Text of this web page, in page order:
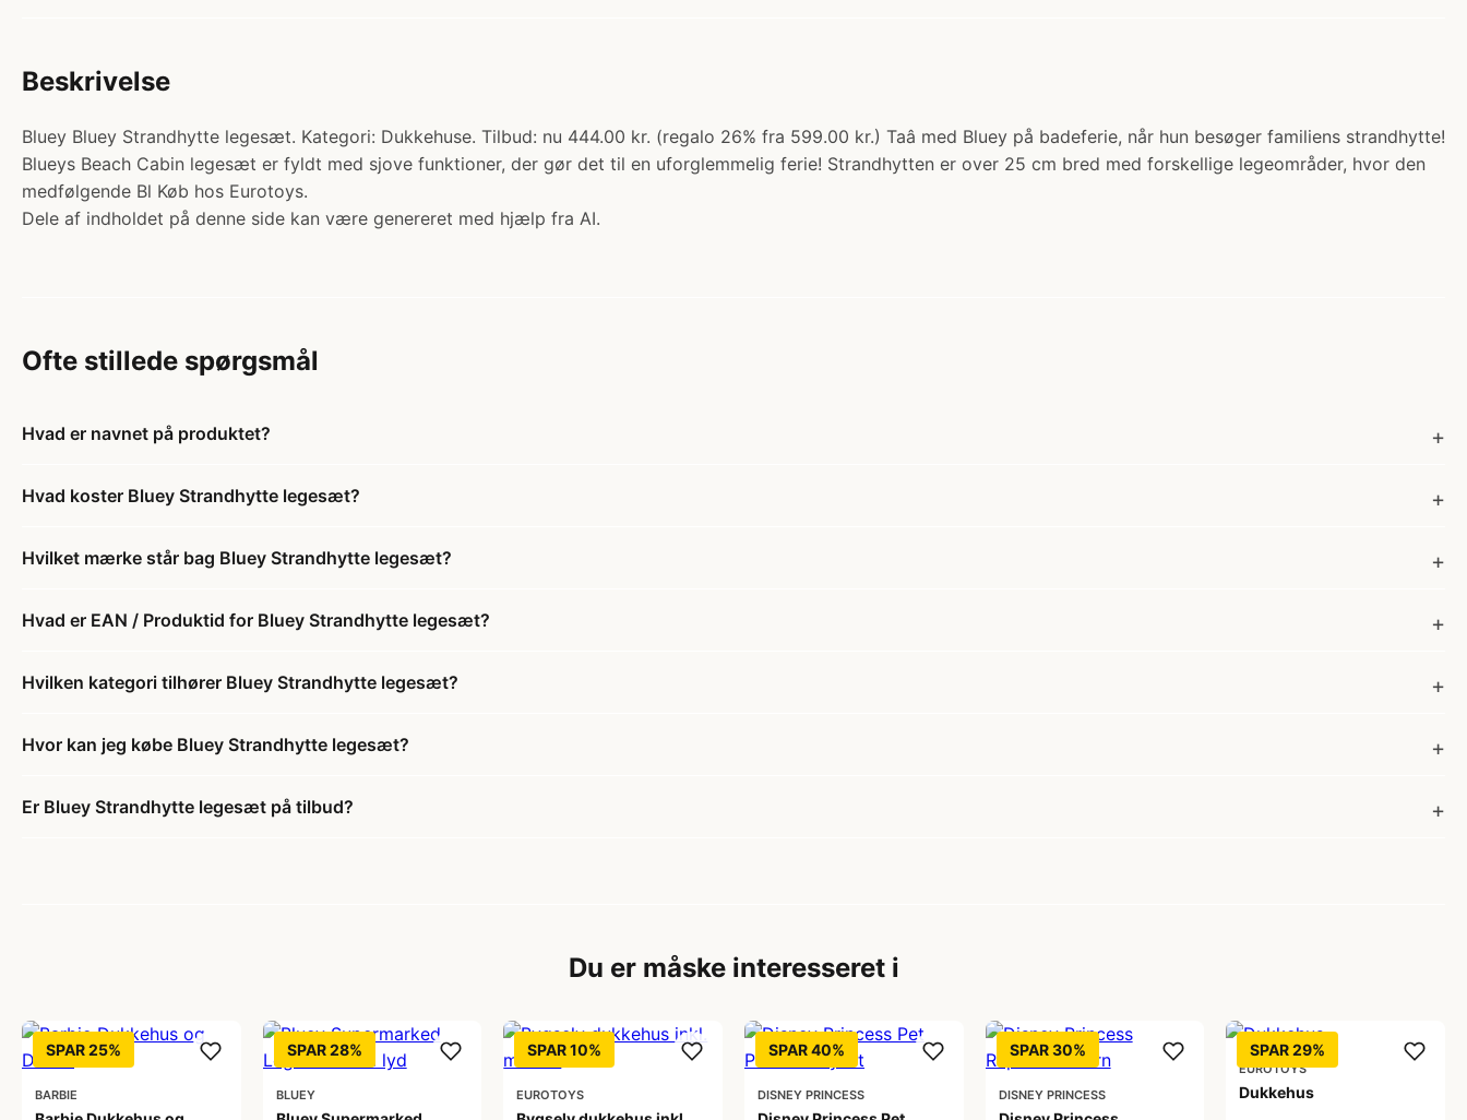
Beskrivelse
Bluey Bluey Strandhytte legesæt. Kategori: Dukkehuse. Tilbud: nu 444.00 kr. (regalo 26% fra 599.00 kr.) Taâ med Bluey på badeferie, når hun besøger familiens strandhytte!
Blueys Beach Cabin legesæt er fyldt med sjove funktioner, der gør det til en uforglemmelig ferie! Strandhytten er over 25 cm bred med forskellige legeområder, hvor den
medfølgende Bl Køb hos Eurotoys.
Dele af indholdet på denne side kan være genereret med hjælp fra AI.
Ofte stillede spørgsmål
Hvad er navnet på produktet?
Hvad koster Bluey Strandhytte legesæt?
Hvilket mærke står bag Bluey Strandhytte legesæt?
Hvad er EAN / Produktid for Bluey Strandhytte legesæt?
Hvilken kategori tilhører Bluey Strandhytte legesæt?
Hvor kan jeg købe Bluey Strandhytte legesæt?
Er Bluey Strandhytte legesæt på tilbud?
Du er måske interesseret i
SPAR 25%
BARBIE
SPAR 28%
BLUEY
SPAR 10%
EUROTOYS
SPAR 40%
DISNEY PRINCESS
SPAR 30%
DISNEY PRINCESS
SPAR 29%
EUROTOYS
Dukkehus